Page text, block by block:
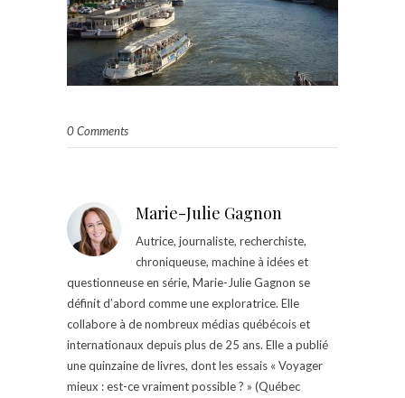
0 Comments
Marie-Julie Gagnon
Autrice, journaliste, recherchiste,
chroniqueuse, machine à idées et
questionneuse en série, Marie-Julie Gagnon se
définit d’abord comme une exploratrice. Elle
collabore à de nombreux médias québécois et
internationaux depuis plus de 25 ans. Elle a publié
une quinzaine de livres, dont les essais « Voyager
mieux : est-ce vraiment possible ? » (Québec